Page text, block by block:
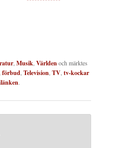
Musik Världenoch märktes
förbud Television TV tv-kockar
.